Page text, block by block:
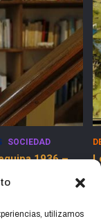
utilizamos
SOCIEDAD
1936 –